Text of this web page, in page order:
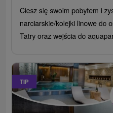
Ciesz się swoim pobytem i
narciarskie/kolejki linowe do
Tatry oraz wejścia do
TIP